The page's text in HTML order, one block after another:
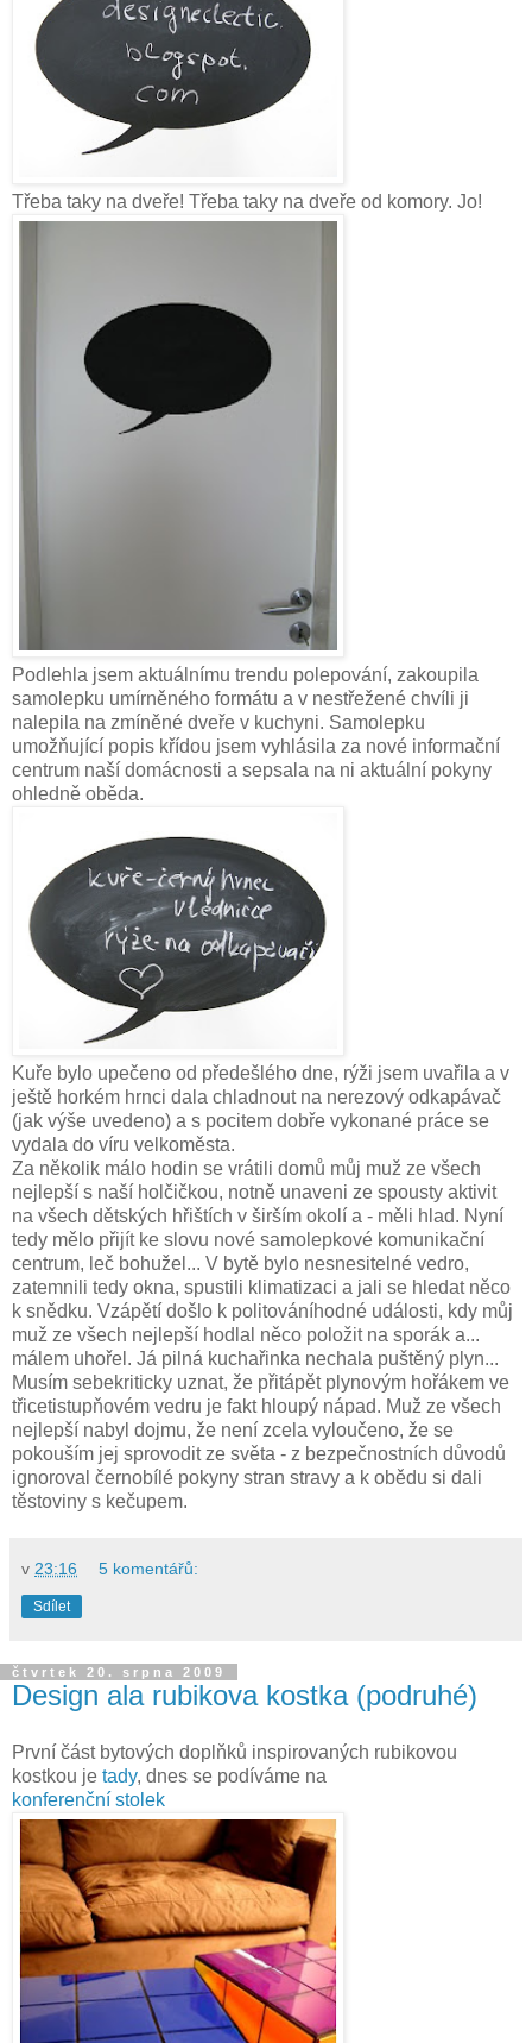
Třeba taky na dveře! Třeba taky na dveře od komory. Jo!
Podlehla jsem aktuálnímu trendu polepování, zakoupila
samolepku umírněného formátu a v nestřežené chvíli ji
nalepila na zmíněné dveře v kuchyni. Samolepku
umožňující popis křídou jsem vyhlásila za nové informační
centrum naší domácnosti a sepsala na ni aktuální pokyny
ohledně oběda.
Kuře bylo upečeno od předešlého dne, rýži jsem uvařila a v
ještě horkém hrnci dala chladnout na nerezový odkapávač
(jak výše uvedeno) a s pocitem dobře vykonané práce se
vydala do víru velkoměsta.
Za několik málo hodin se vrátili domů můj muž ze všech
nejlepší s naší holčičkou, notně unaveni ze spousty aktivit
na všech dětských hřištích v širším okolí a - měli hlad. Nyní
tedy mělo přijít ke slovu nové samolepkové komunikační
centrum, leč bohužel... V bytě bylo nesnesitelné vedro,
zatemnili tedy okna, spustili klimatizaci a jali se hledat něco
k snědku. Vzápětí došlo k politováníhodné události, kdy můj
muž ze všech nejlepší hodlal něco položit na sporák a...
málem uhořel. Já pilná kuchařinka nechala puštěný plyn...
Musím sebekriticky uznat, že přitápět plynovým hořákem ve
třicetistupňovém vedru je fakt hloupý nápad. Muž ze všech
nejlepší nabyl dojmu, že není zcela vyloučeno, že se
pokouším jej sprovodit ze světa - z bezpečnostních důvodů
ignoroval černobílé pokyny stran stravy a k obědu si dali
těstoviny s kečupem.
v 23:16 5 komentářů:
Sdílet
čtvrtek 20. srpna 2009
Design ala rubikova kostka (podruhé)
První část bytových doplňků inspirovaných rubikovou
kostkou je tady, dnes se podíváme na
konferenční stolek